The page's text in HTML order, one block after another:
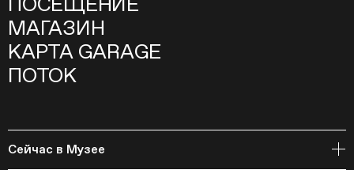
МАГАЗИН
КАРТА GARAGE
ПОТОК
Сейчас в Музее